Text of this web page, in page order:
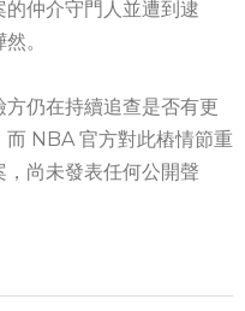
仲介守門人並遭到逮
。
仍在持續追查是否有更
NBA 官方對此樁情節重
尚未發表任何公開聲